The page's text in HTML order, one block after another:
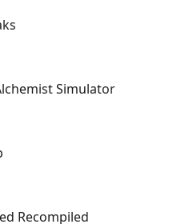
Simulator
Recompiled